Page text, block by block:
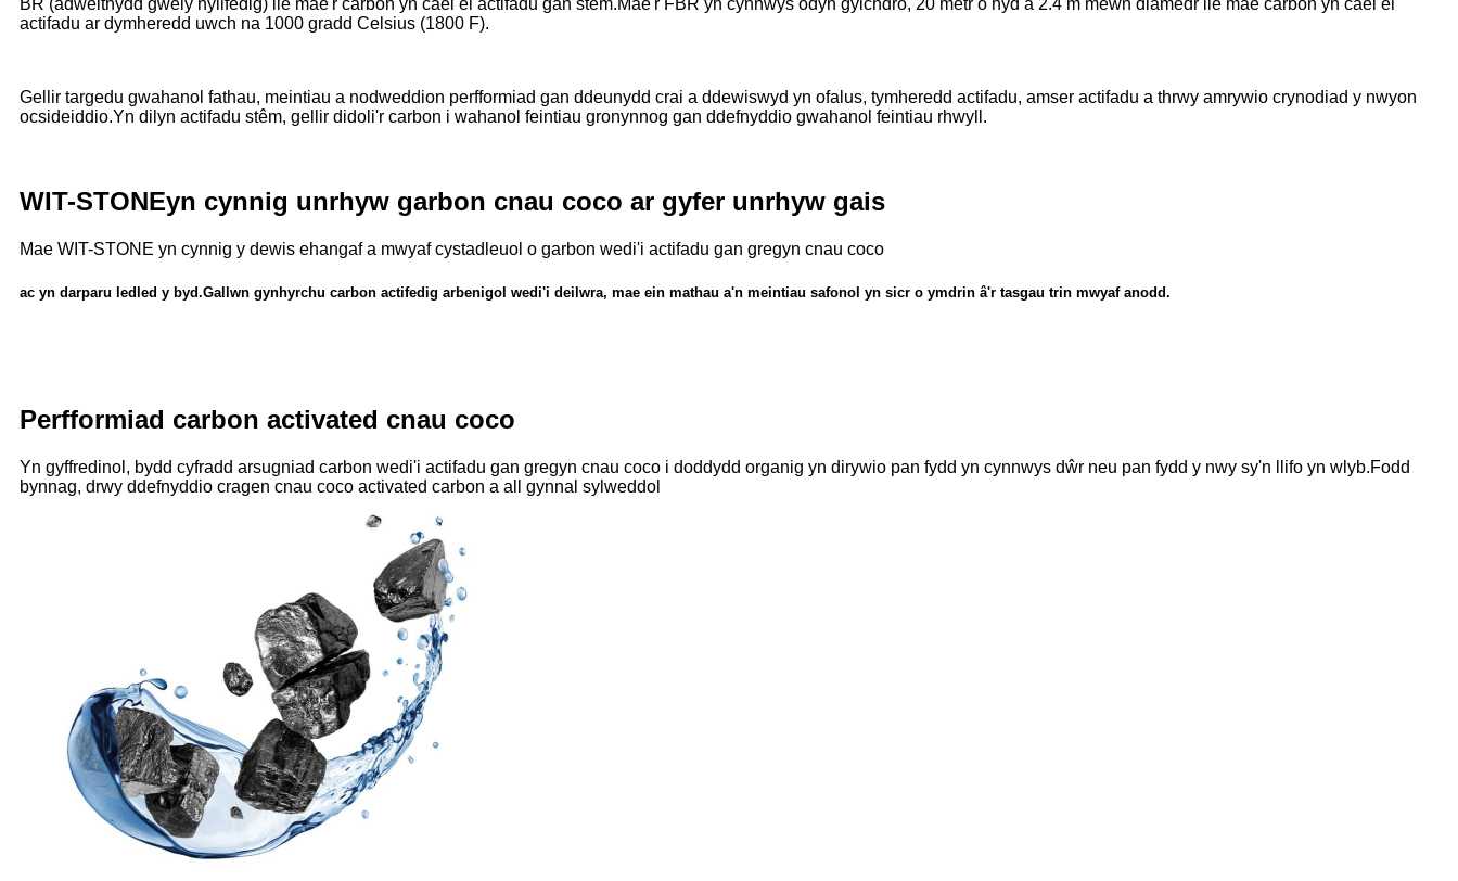
actifadu ar dymheredd uwch na 1000 gradd Celsius (1800 F).
Gellir targedu gwahanol fathau, meintiau a nodweddion perfformiad gan ddeunydd crai a ddewiswyd yn ofalus, tymheredd actifadu, amser actifadu a thrwy amrywio crynodiad y nwyon
ocsideiddio.Yn dilyn actifadu stêm, gellir didoli'r carbon i wahanol feintiau gronynnog gan ddefnyddio gwahanol feintiau rhwyll.
WIT-STONEyn cynnig unrhyw garbon cnau coco ar gyfer unrhyw gais
Mae WIT-STONE yn cynnig y dewis ehangaf a mwyaf cystadleuol o garbon wedi'i actifadu gan gregyn cnau coco
ac yn darparu ledled y byd.Gallwn gynhyrchu carbon actifedig arbenigol wedi'i deilwra, mae ein mathau a'n meintiau safonol yn sicr o ymdrin â'r tasgau trin mwyaf anodd.
Perfformiad carbon activated cnau coco
Yn gyffredinol, bydd cyfradd arsugniad carbon wedi'i actifadu gan gregyn cnau coco i doddydd organig yn dirywio pan fydd yn cynnwys dŵr neu pan fydd y nwy sy'n llifo yn wlyb.Fodd
bynnag, drwy ddefnyddio cragen cnau coco activated carbon a all gynnal sylweddol